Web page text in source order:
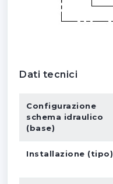
Dati tecnici
Configurazione
schema idraulico
(base)
Installazione (tipo)